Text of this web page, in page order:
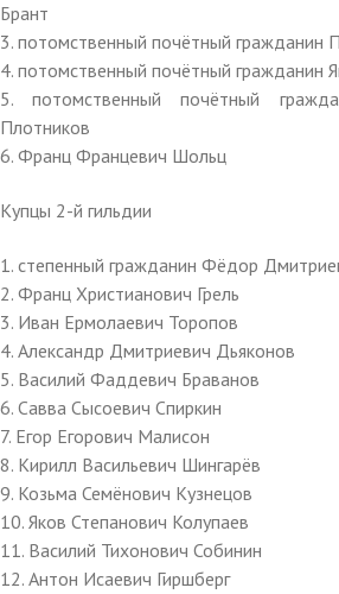
Брант
3. потомственный почётный гражданин
4. потомственный почётный гражданин
5. потомственный почётный
Плотников
6. Франц Францевич Шольц
Купцы 2-й гильдии
1. степенный гражданин Фёдор
2. Франц Христианович Грель
3. Иван Ермолаевич Торопов
4. Александр Дмитриевич Дьяконов
5. Василий Фаддевич Браванов
6. Савва Сысоевич Спиркин
7. Егор Егорович Малисон
8. Кирилл Васильевич Шингарёв
9. Козьма Семёнович Кузнецов
10. Яков Степанович Колупаев
11. Василий Тихонович Собинин
12. Антон Исаевич Гиршберг